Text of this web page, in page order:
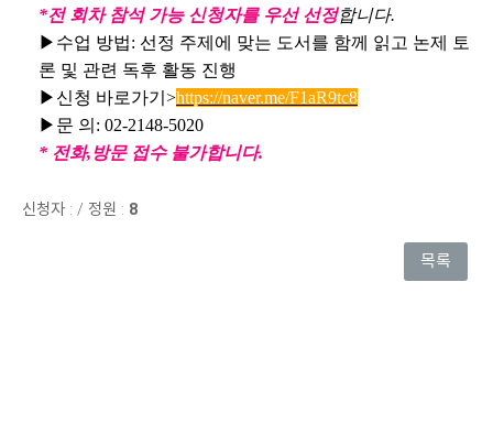
*전 회차 참석 가능 신청자를 우선 선정합니다.
▶수업 방법: 선정 주제에 맞는 도서를 함께 읽고 논제 토
론 및 관련 독후 활동 진행
▶신청 바로가기>https://naver.me/F1aR9tc8
▶문 의: 02-2148-5020
* 전화,방문 접수 불가합니다.
신청자 : / 정원 : 8
목록